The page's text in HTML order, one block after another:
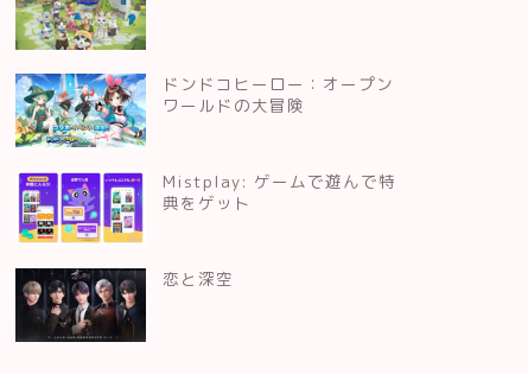
ドンドコヒーロー：オープン
ワールドの大冒険
Mistplay: ゲームで遊んで特
典をゲット
恋と深空